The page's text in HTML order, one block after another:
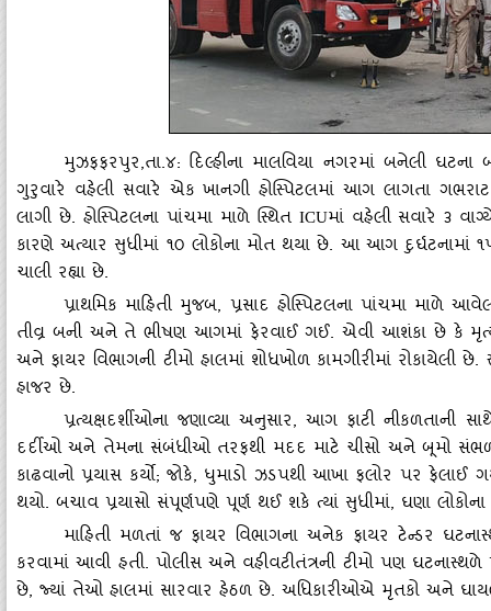
મુઝફફરપુર,તા.૪: દિલ્‍હીના માલવિયા નગરમાં બનેલી
ગુરુવારે વહેલી સવારે એક ખાનગી હોસ્‍પિટલમાં આગ લાગતા
લાગી છે. હોસ્‍પિટલના પાંચમા માળે સ્‍થિત ICUમાં વહેલી સવારે ૩
કારણે અત્‍યાર સુધીમાં ૧૦ લોકોના મોત થયા છે. આ આગ દુર્ઘટનામાં
ચાલી રહ્યા છે.
પ્રાથમિક માહિતી મુજબ, પ્રસાદ હોસ્‍પિટલના પાંચમા માળે
તીવ્ર બની અને તે ભીષણ આગમાં ફેરવાઈ ગઈ. એવી આશંકા છે કે
અને ફાયર વિભાગની ટીમો હાલમાં શોધખોળ કામગીરીમાં રોકાયેલી
હાજર છે.
પ્રત્‍યક્ષદર્શીઓના જણાવ્‍યા અનુસાર, આગ ફાટી નીકળતાની
દર્દીઓ અને તેમના સંબંધીઓ તરફથી મદદ માટે ચીસો અને બૂમો
કાઢવાનો પ્રયાસ કર્યો; જોકે, ધુમાડો ઝડપથી આખા ફલોર પર ફેલાઈ
થયો. બચાવ પ્રયાસો સંપૂર્ણપણે પૂર્ણ થઈ શકે ત્‍યાં સુધીમાં, ઘણા
માહિતી મળતાં જ ફાયર વિભાગના અનેક ફાયર ટેન્‍ડર
કરવામાં આવી હતી. પોલીસ અને વહીવટીતંત્રની ટીમો પણ
છે, જ્‍યાં તેઓ હાલમાં સારવાર હેઠળ છે. અધિકારીઓએ મૃતકો અને